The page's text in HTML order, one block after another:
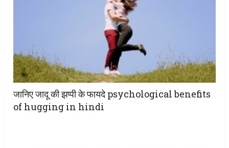
जानिए जादू की झप्पी के फायदे psychological benefits
of hugging in hindi